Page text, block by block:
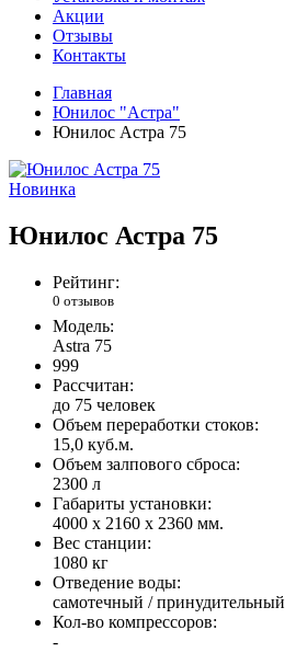
Акции
Отзывы
Контакты
Главная
Юнилос "Астра"
Юнилос Астра 75
Новинка
Юнилос Астра 75
Рейтинг:
0 отзывов
Модель:
Astra 75
999
Рассчитан:
до 75 человек
Объем переработки стоков:
15,0 куб.м.
Объем залпового сброса:
2300 л
Габариты установки:
4000 x 2160 x 2360 мм.
Вес станции:
1080 кг
Отведение воды:
самотечный / принудительный
Кол-во компрессоров:
-